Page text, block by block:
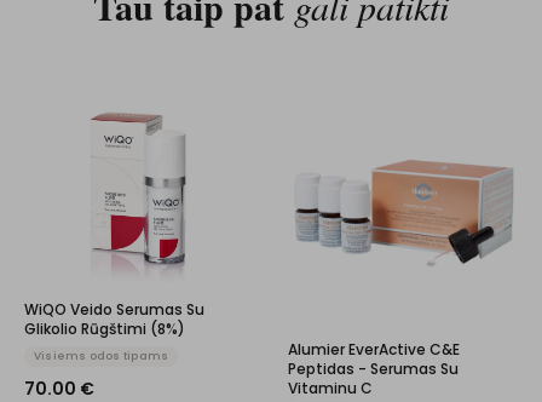
WiQO Veido Serumas Su
Glikolio Rūgštimi (8%)
Visiems odos tipams
70.00 €
Alumier EverActive C&E
Peptidas - Serumas Su
Vitaminu C